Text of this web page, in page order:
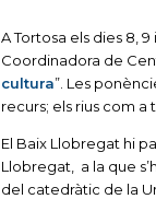
A Tortosa els dies 8,
Coordinadora de
cultura”. Les
recurs; els rius com a
El Baix Llobregat hi
Llobregat, a la que
del catedràtic de la